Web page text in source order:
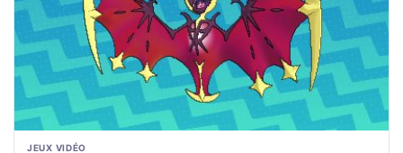
JEUX VIDÉO